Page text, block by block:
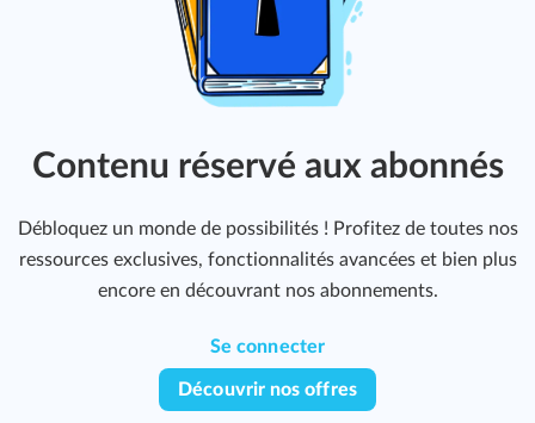
Contenu réservé aux abonnés
Débloquez un monde de possibilités ! Profitez de toutes nos
ressources exclusives, fonctionnalités avancées et bien plus
encore en découvrant nos abonnements.
Se connecter
Découvrir nos offres